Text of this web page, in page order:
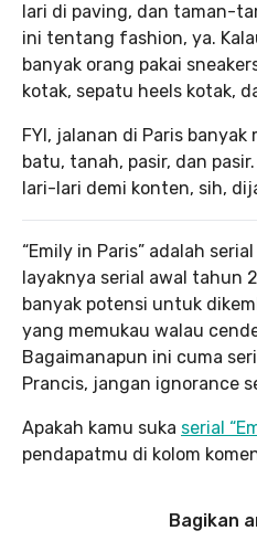
lari di paving, dan taman-
ini tentang fashion, ya.
banyak orang pakai
kotak, sepatu heels kotak,
FYI, jalanan di Paris
batu, tanah, pasir, dan
lari-lari demi konten, sih,
“Emily in Paris” adalah
layaknya serial awal tahun
banyak potensi untuk
yang memukau walau
Bagaimanapun ini cuma
Prancis, jangan ignorance
Apakah kamu suka serial
pendapatmu di kolom
Bagikan